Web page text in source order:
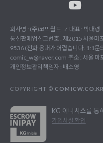
회사명 : (주)코믹월드 대표 : 박대령
통신판매업신고번호 : 제2015 서울마
9536 (전화 응대가 어렵습니다. 1:1문
comic_w@naver.com 주소 : 서울
개인정보관리책임자 : 배소영
COPYRIGHT © COMICW.CO.KR
KG 이니시스를 통
가입사실 확인